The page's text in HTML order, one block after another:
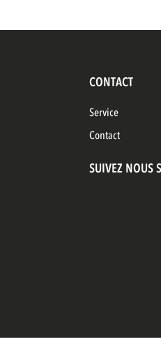
CONTACT
Service
Contact
SUIVEZ NOUS